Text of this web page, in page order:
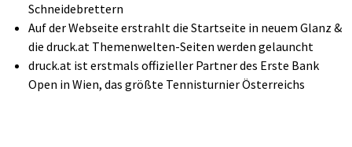
Schneidebrettern
Auf der Webseite erstrahlt die Startseite in neuem Glanz &
die druck.at Themenwelten-Seiten werden gelauncht
druck.at ist erstmals offizieller Partner des Erste Bank
Open in Wien, das größte Tennisturnier Österreichs